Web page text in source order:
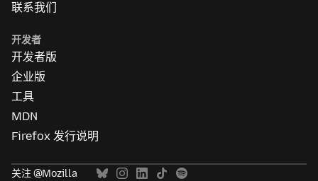
联系我们
开发者
开发者版
企业版
工具
MDN
Firefox 发行说明
关注 @Mozilla